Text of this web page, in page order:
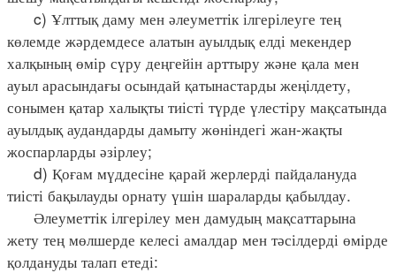
c) Ұлттық даму мен әлеуметтік ілгерілеуге тең
көлемде жәрдемдесе алатын ауылдық елді мекендер
халқының өмір сүру деңгейін арттыру және қала мен
ауыл арасындағы осындай қатынастарды жеңілдету,
сонымен қатар халықты тиісті түрде үлестіру мақсатында
ауылдық аудандарды дамыту жөніндегі жан-жақты
жоспарларды әзірлеу;
d) Қоғам мүддесіне қарай жерлерді пайдалануда
тиісті бақылауды орнату үшін шараларды қабылдау.
Әлеуметтік ілгерілеу мен дамудың мақсаттарына
жету тең мөлшерде келесі амалдар мен тәсілдерді өмірде
қолдануды талап етеді: